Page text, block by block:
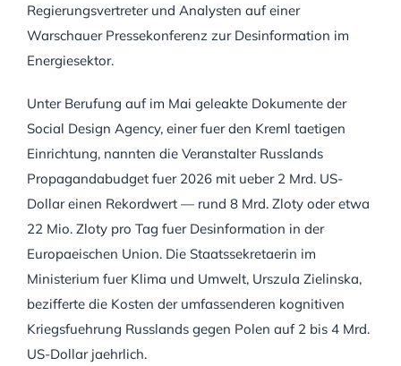
Regierungsvertreter und Analysten auf einer
Warschauer Pressekonferenz zur Desinformation im
Energiesektor.
Unter Berufung auf im Mai geleakte Dokumente der
Social Design Agency, einer fuer den Kreml taetigen
Einrichtung, nannten die Veranstalter Russlands
Propagandabudget fuer 2026 mit ueber 2 Mrd. US-
Dollar einen Rekordwert — rund 8 Mrd. Zloty oder etwa
22 Mio. Zloty pro Tag fuer Desinformation in der
Europaeischen Union. Die Staatssekretaerin im
Ministerium fuer Klima und Umwelt, Urszula Zielinska,
bezifferte die Kosten der umfassenderen kognitiven
Kriegsfuehrung Russlands gegen Polen auf 2 bis 4 Mrd.
US-Dollar jaehrlich.